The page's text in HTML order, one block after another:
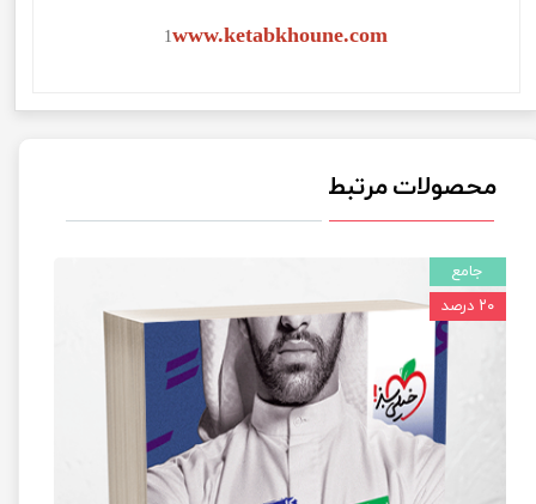
1www.ketabkhoune.com
محصولات مرتبط
جامع
۲۰ درصد